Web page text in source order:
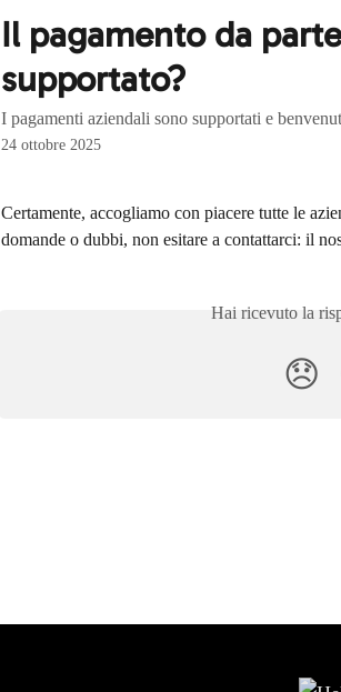
Il pagamento da
supportato?
I pagamenti aziendali sono supportati e
24 ottobre 2025
Certamente, accogliamo con piacere tutte le
domande o dubbi, non esitare a contattarci: il
Hai ricevuto la
😞